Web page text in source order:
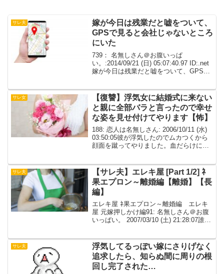
サレ夫
嫁が今日は残業だと嘘をついて、
GPSで見ると会社じゃないところ
にいた
739： 名無しさん＠お腹いっぱ
い。:2014/09/21 (日) 05:07:40.97 ID:.net
嫁が今日は残業だと嘘をついて、GPSで
いいつもは俺との間に置い...
サレ女
【復讐】浮気女に結婚式に来ない
と親に全部バラと言ったので幸せ
な姿を見せ付けてやります【怖】
188: 恋人は名無しさん: 2006/10/11 (水)
03:50:05彼が浮気したのでムカつくから
顔面を蹴ってやりました。血だらけにな
本折れたらしいです。浮気女（...
サレ夫
【サレ夫】エレキ屋 [Part 1/2] ﾈ
果エプロン～離婚編【離婚】【長
編】
エレキ屋 ﾈ果エプロン～離婚編 エレキ
屋 元嫁押しかけ編91: 名無しさん＠お腹
いっぱい。 2007/03/10 (土) 21:28:07誰も
不明土曜日はたいが...
サレ夫
浮気してるっぽい嫁にさりげなく
追求したら、知らぬ間に周りの根
回し完了された…